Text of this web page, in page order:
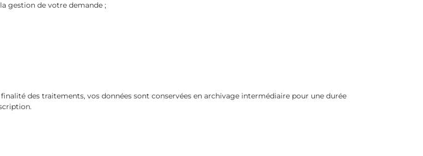
gestion de votre demande ;
des traitements, vos données sont conservées en archivage intermédiaire pour une durée